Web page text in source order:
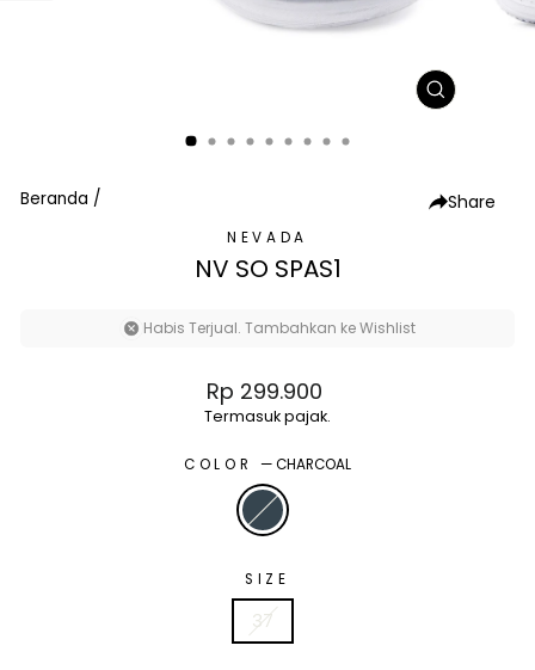
TUTUP
Beranda / Share
NEVADA
NV SO SPAS1
Habis Terjual. Tambahkan ke Wishlist
Harga
normal
Rp 299.900
Termasuk pajak.
COLOR —CHARCOAL
SIZE
37